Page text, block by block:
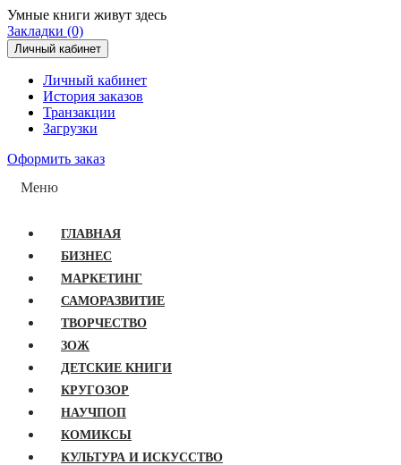
Умные книги живут здесь
Закладки (0)
Личный кабинет
Личный кабинет
История заказов
Транзакции
Загрузки
Оформить заказ
Меню
ГЛАВНАЯ
БИЗНЕС
МАРКЕТИНГ
САМОРАЗВИТИЕ
ТВОРЧЕСТВО
ЗОЖ
ДЕТСКИЕ КНИГИ
КРУГОЗОР
НАУЧПОП
КОМИКСЫ
КУЛЬТУРА И ИСКУССТВО